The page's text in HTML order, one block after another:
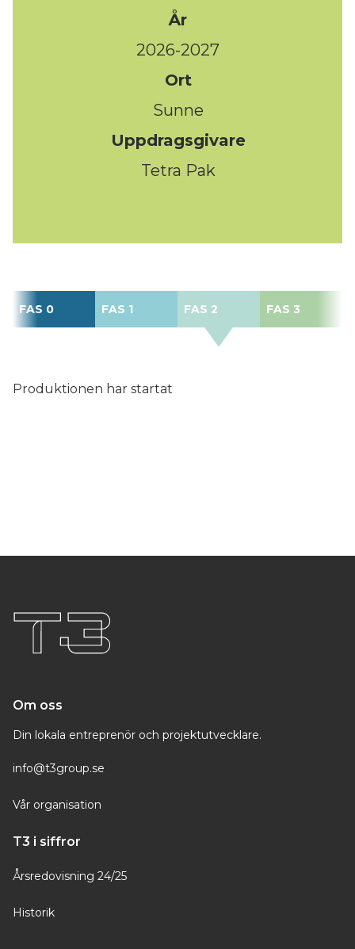
År
2026-2027
Ort
Sunne
Uppdragsgivare
Tetra Pak
FAS 0 FAS 1 FAS 2 FAS 3
Produktionen har startat
Om oss
Din lokala entreprenör och projektutvecklare.
info@t3group.se
Vår organisation
T3 i siffror
Årsredovisning 24/25
Historik